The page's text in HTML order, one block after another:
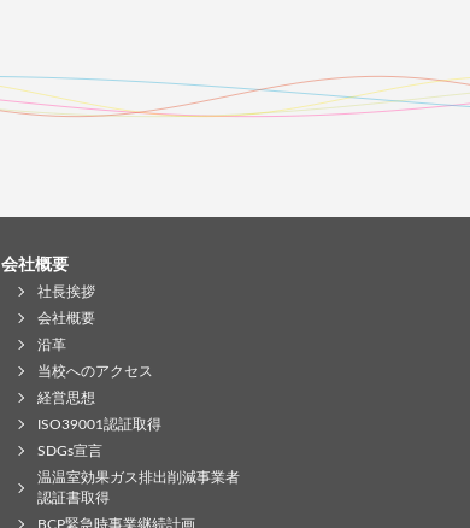
会社概要
社長挨拶
会社概要
沿革
当校へのアクセス
経営思想
ISO39001認証取得
SDGs宣言
温温室効果ガス排出削減事業者
認証書取得
BCP緊急時事業継続計画